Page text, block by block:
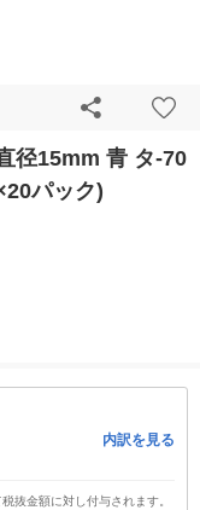
径15mm 青 タ-70
パック)
内訳を見る
抜金額に対し付与されます。